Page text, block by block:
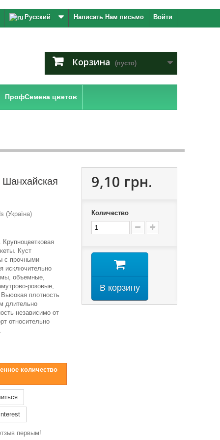
Войти
Написать Нам письмо
Русский
Корзина (пусто)
ПрофСемена цветов
(Україна)
Куст
с прочными
исключительно
объемные,
розовые,
плотность
длительно
независимо от
относительно
количество
первым!
9,10 грн.
Количество
В корзину